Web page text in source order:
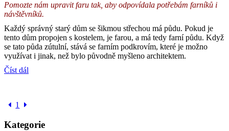
Pomozte nám upravit faru tak, aby odpovídala potřebám farníků i
návštěvníků.
Každý správný starý dům se šikmou střechou má půdu. Pokud je
tento dům propojen s kostelem, je farou, a má tedy farní půdu. Když
se tato půda zútulní, stává se farním podkrovím, které je možno
využívat i jinak, než bylo původně myšleno architektem.
Číst dál
1
Kategorie